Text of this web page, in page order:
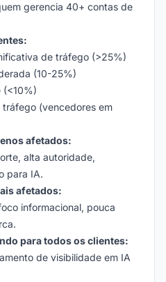
gerencia 40+ contas de
de tráfego (>25%)
(10-25%)
(<10%)
(vencedores em
afetados:
alta autoridade,
para IA.
afetados:
informacional, pouca
para todos os clientes:
de visibilidade em IA